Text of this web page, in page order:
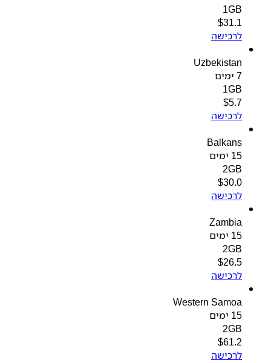
1GB
$31.1
לרכישה
Uzbekistan
1GB
$
לרכישה
Balkans
2GB
$30.0
לרכישה
Zambia
2GB
$26.5
לרכישה
Western Samoa
2GB
$61.2
לרכישה